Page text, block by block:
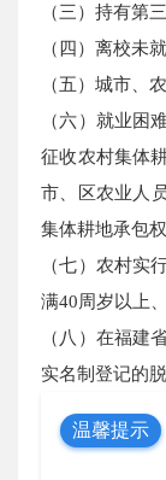
（三）持有第
（四）离校未
（五）城市、
（六）就业困
征收农村集体
市、区农业人
集体耕地承包
（七）农村实
满40周岁以上
（八）在福建
实名制登记的
温馨提示